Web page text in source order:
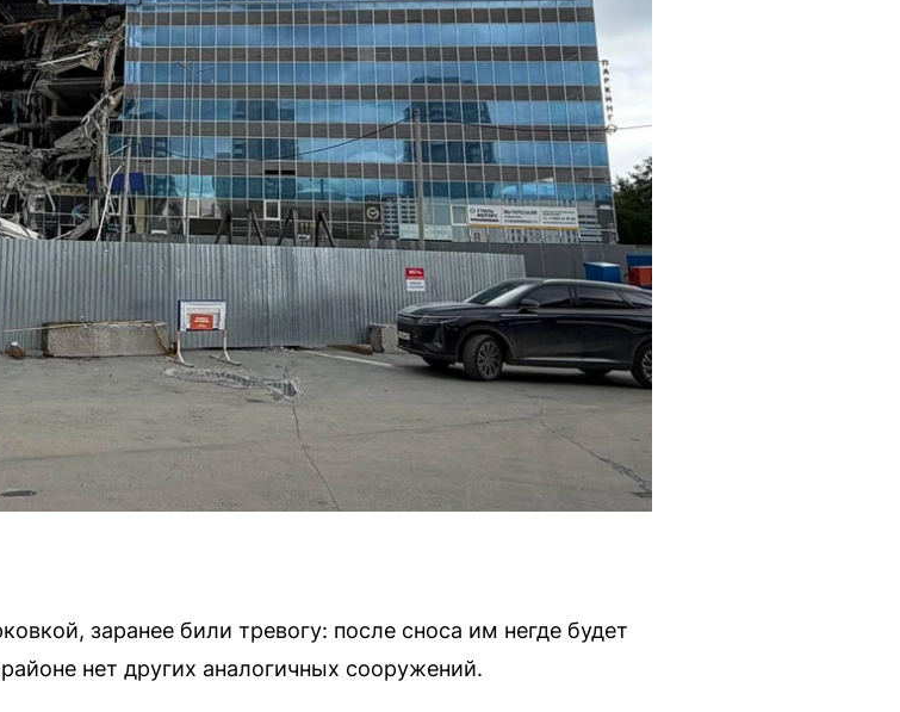
заранее били тревогу: после сноса им негде будет
нет других аналогичных сооружений.